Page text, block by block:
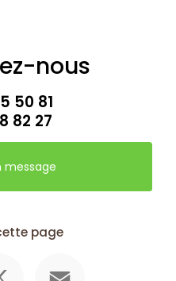
nous
50 81
82 27
message
page